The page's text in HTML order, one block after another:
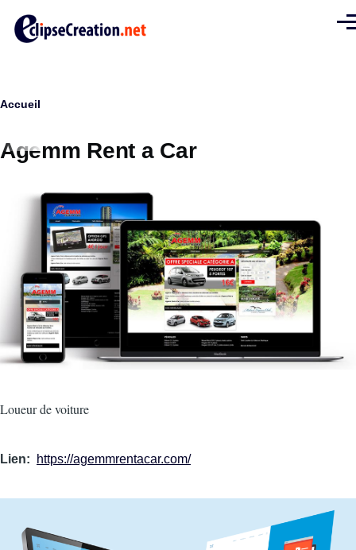
Fil
Accueil
Agemm Rent a Car
Intro
Loueur de voiture
Lien https://agemmrentacar.com/